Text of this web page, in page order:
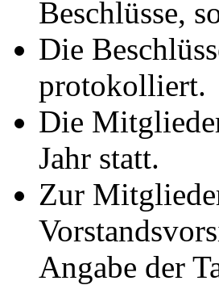
Beschlüsse,
Die
protokolliert.
Die
Jahr statt.
Zur
Angabe der